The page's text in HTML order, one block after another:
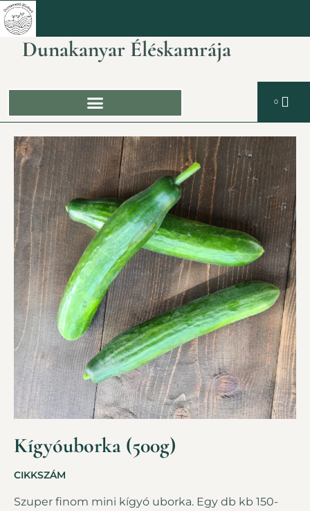
Dunakanyar Éléskamrája
0
Kígyóuborka (500g)
CIKKSZÁM
Szuper finom mini kígyó uborka. Egy db kb 150-